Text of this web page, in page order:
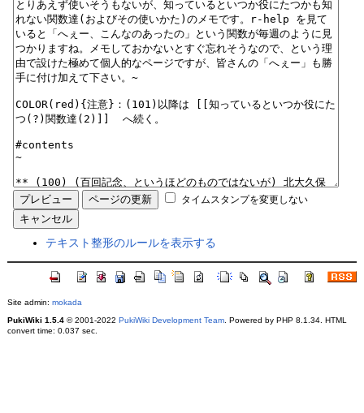
タイムスタンプを変更しない
テキスト整形のルールを表示する
Site admin: mokada
PukiWiki 1.5.4© 2001-2022 PukiWiki Development Team. Powered by PHP 8.1.34. HTML
convert time: 0.037 sec.